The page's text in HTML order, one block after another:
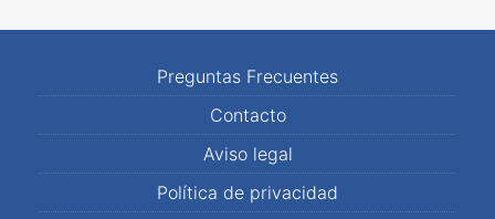
Preguntas Frecuentes
Contacto
Aviso legal
Política de privacidad